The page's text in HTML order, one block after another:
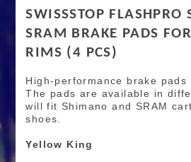
SWISSSTOP
SRAM BRAKE PADS
RIMS (4 PCS)
High-performance brake
The pads are available in
will fit Shimano and SRAM
shoes.
Yellow King